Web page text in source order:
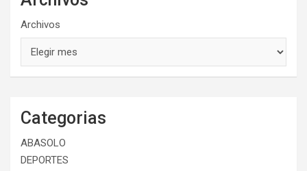
Archivos
Categorias
ABASOLO
DEPORTES